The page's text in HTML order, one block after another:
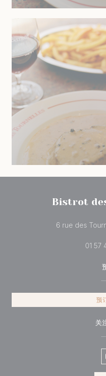
Bistrot
6 rue des
01 57
预
关